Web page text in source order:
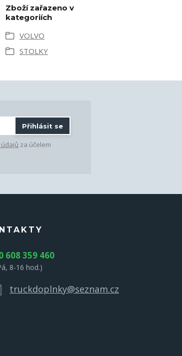
Zboží zařazeno v
kategoriích
VOLVO
STOLKY
Přihlásit se
za účelem
608 359 460
8-16 hod.)
truckdoplnky@seznam.cz